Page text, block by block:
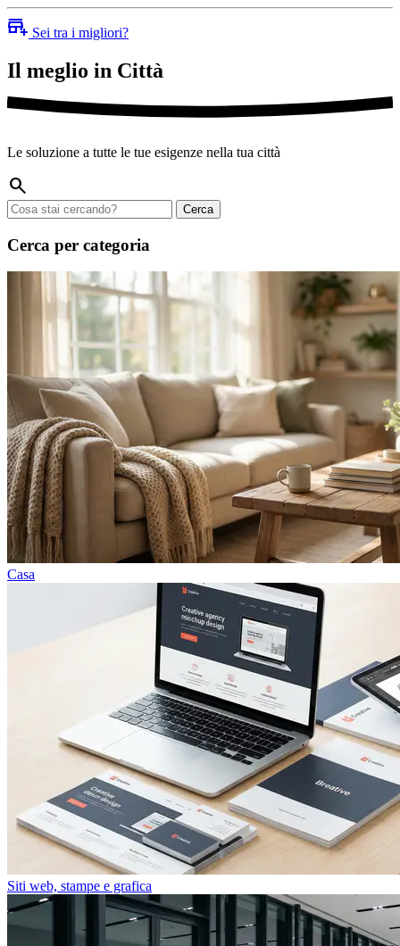
add_business Sei tra i migliori?
Il meglio in Città
Le soluzione a tutte le tue esigenze nella tua città
search
Cerca
Cerca per categoria
Casa
Siti web, stampe e grafica